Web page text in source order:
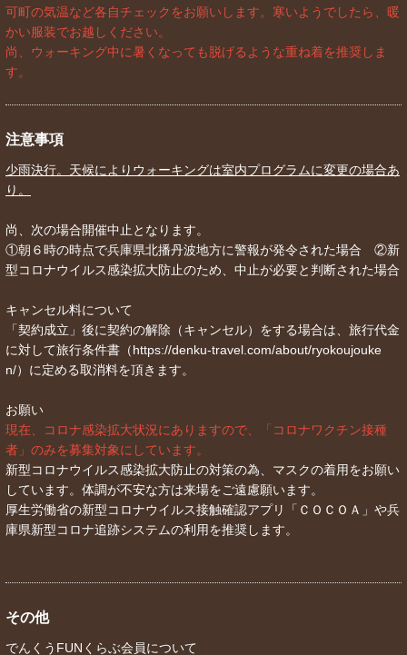
可町の気温など各自チェックをお願いします。寒いようでしたら、暖
かい服装でお越しください。
尚、ウォーキング中に暑くなっても脱げるような重ね着を推奨しま
す。
注意事項
少雨決行。天候によりウォーキングは室内プログラムに変更の場合あ
り。
尚、次の場合開催中止となります。
①朝６時の時点で兵庫県北播丹波地方に警報が発令された場合 ②新
型コロナウイルス感染拡大防止のため、中止が必要と判断された場合
キャンセル料について
「契約成立」後に契約の解除（キャンセル）をする場合は、旅行代金
に対して旅行条件書（https://denku-travel.com/about/ryokoujouke
n/）に定める取消料を頂きます。
お願い
現在、コロナ感染拡大状況にありますので、「コロナワクチン接種
者」のみを募集対象にしています。
新型コロナウイルス感染拡大防止の対策の為、マスクの着用をお願い
しています。体調が不安な方は来場をご遠慮願います。
厚生労働省の新型コロナウイルス接触確認アプリ「ＣＯＣＯＡ」や兵
庫県新型コロナ追跡システムの利用を推奨します。
その他
でんくうFUNくらぶ会員について